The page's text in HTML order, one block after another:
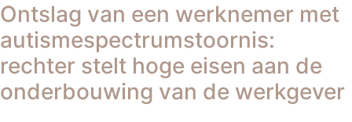
Ontslag van een werknemer met
autismespectrumstoornis:
rechter stelt hoge eisen aan de
onderbouwing van de werkgever